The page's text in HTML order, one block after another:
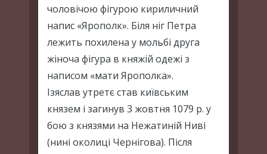
чоловічою фігурою кириличний
напис «Ярополк». Біля ніг Петра
лежить похилена у мольбі друга
жіноча фігура в княжій одежі з
написом «мати Ярополка».
Ізяслав утретє став київським
князем і загинув 3 жовтня 1079 р. у
бою з князями на Нежатиній Ниві
(нині околиці Чернігова). Після